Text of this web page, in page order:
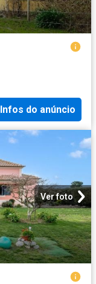
Infos do anúncio
Ver foto